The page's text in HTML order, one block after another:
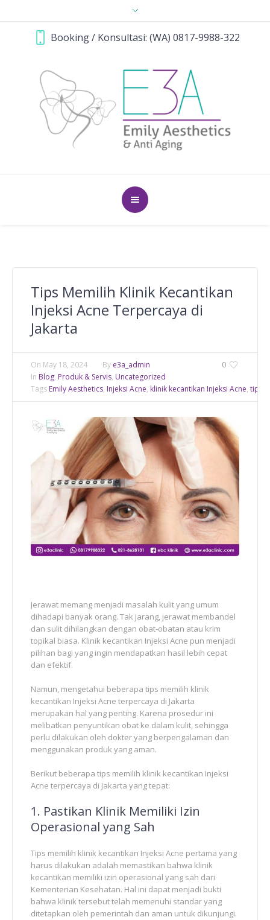
Booking / Konsultasi: (WA) 0817-9988-322
Tips Memilih Klinik Kecantikan
Injeksi Acne Terpercaya di
Jakarta
0
On May 18, 2024 By e3a_admin
In Blog, Produk & Servis, Uncategorized
Tags Emily Aesthetics, Injeksi Acne, klinik kecantikan Injeksi Acne, tips
Jerawat memang menjadi masalah kulit yang umum
dihadapi banyak orang. Tak jarang, jerawat membandel
dan sulit dihilangkan dengan obat-obatan atau krim
topikal biasa. Klinik kecantikan Injeksi Acne pun menjadi
pilihan bagi yang ingin mendapatkan hasil lebih cepat
dan efektif.
Namun, mengetahui beberapa tips memilih klinik
kecantikan Injeksi Acne terpercaya di Jakarta
merupakan hal yang penting. Karena prosedur ini
melibatkan penyuntikan obat ke dalam kulit, sehingga
perlu dilakukan oleh dokter yang berpengalaman dan
menggunakan produk yang aman.
Berikut beberapa tips memilih klinik kecantikan Injeksi
Acne terpercaya di Jakarta yang tepat:
1. Pastikan Klinik Memiliki Izin
Operasional yang Sah
Tips memilih klinik kecantikan Injeksi Acne pertama yang
harus dilakukan adalah memastikan bahwa klinik
kecantikan memiliki izin operasional yang sah dari
Kementerian Kesehatan. Hal ini dapat menjadi bukti
bahwa klinik tersebut telah memenuhi standar yang
ditetapkan oleh pemerintah dan aman untuk dikunjungi.